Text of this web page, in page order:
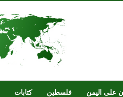
على اليمن فلسطين كتابات